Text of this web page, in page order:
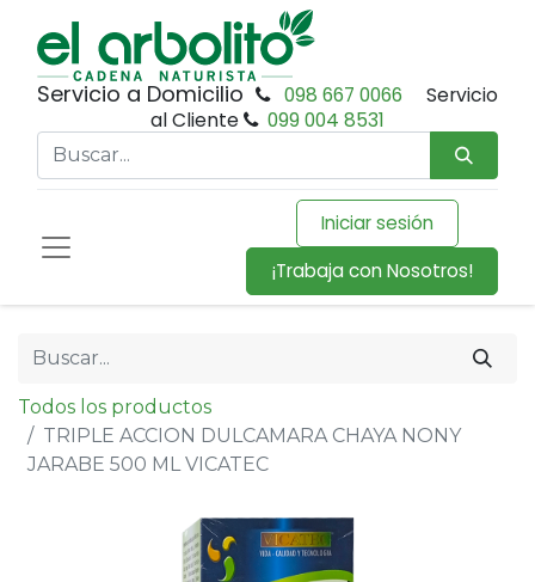
Servicio a Domicilio 098 667 0066
Servicio
al Cliente
099 004 8531
Iniciar sesión
¡Trabaja con Nosotros!
Todos los productos
TRIPLE ACCION DULCAMARA CHAYA NONY
JARABE 500 ML VICATEC